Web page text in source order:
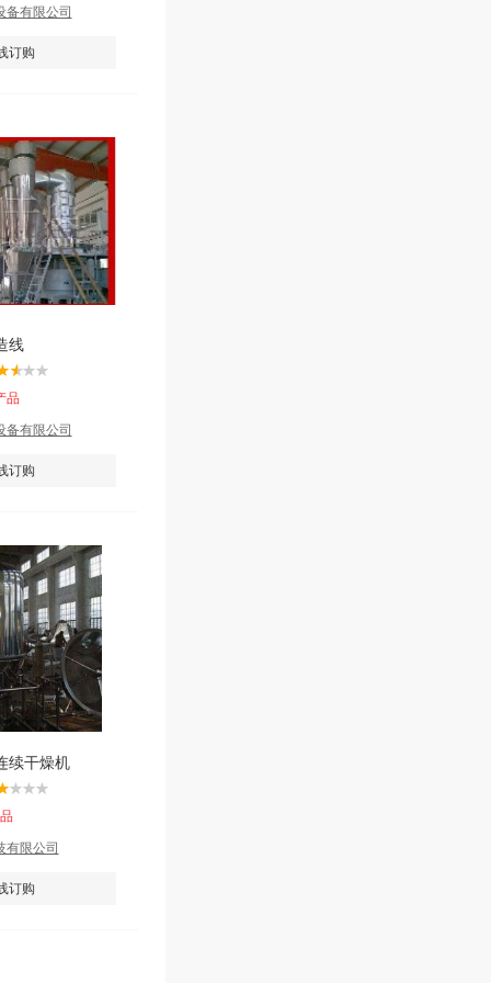
备有限公司
订购
线
品
备有限公司
订购
续干燥机
有限公司
订购